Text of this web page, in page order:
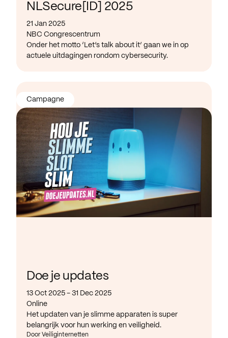
NLSecure[ID] 2025
21 Jan 2025
NBC Congrescentrum
Onder het motto ‘Let’s talk about it’ gaan we in op
actuele uitdagingen rondom cybersecurity.
Doe je updates
13 Oct 2025 - 31 Dec 2025
Online
Het updaten van je slimme apparaten is super
belangrijk voor hun werking en veiligheid.
Door Veiliginternetten
Campagne